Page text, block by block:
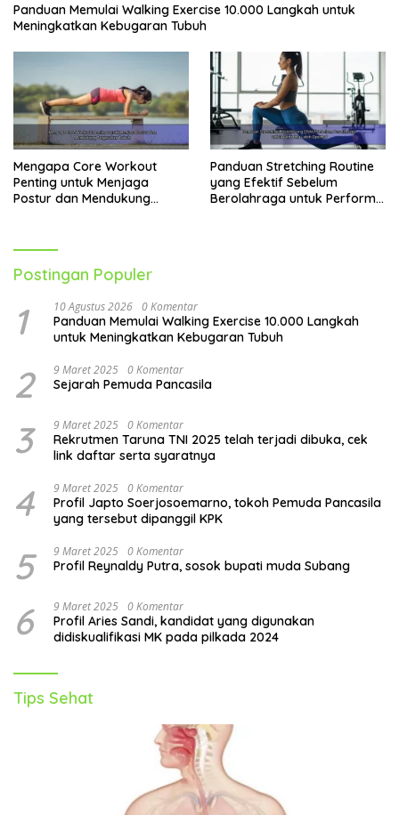
Panduan Memulai Walking Exercise 10.000 Langkah untuk
Meningkatkan Kebugaran Tubuh
Mengapa Core Workout
Penting untuk Menjaga
Postur dan Mendukung
Panduan Stretching Routine
yang Efektif Sebelum
Berolahraga untuk Performa
Postingan Populer
1 10 Agustus 2026 0 Komentar
Panduan Memulai Walking Exercise 10.000 Langkah
untuk Meningkatkan Kebugaran Tubuh
2 9 Maret 2025 0 Komentar
Sejarah Pemuda Pancasila
3 9 Maret 2025 0 Komentar
Rekrutmen Taruna TNI 2025 telah terjadi dibuka, cek
link daftar serta syaratnya
4 9 Maret 2025 0 Komentar
Profil Japto Soerjosoemarno, tokoh Pemuda Pancasila
yang tersebut dipanggil KPK
5 9 Maret 2025 0 Komentar
Profil Reynaldy Putra, sosok bupati muda Subang
6 9 Maret 2025 0 Komentar
Profil Aries Sandi, kandidat yang digunakan
didiskualifikasi MK pada pilkada 2024
Tips Sehat